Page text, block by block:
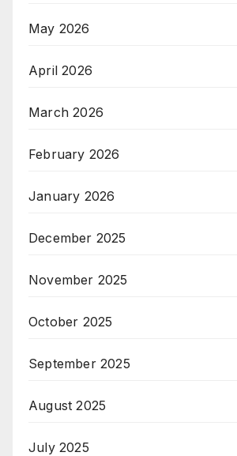
May 2026
April 2026
March 2026
February 2026
January 2026
December 2025
November 2025
October 2025
September 2025
August 2025
July 2025